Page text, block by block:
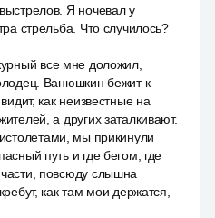
Я ночевал у
стрельба. Что случилось?
все мне доложил,
Ванюшкин бежит к
как неизвестные на
а других заталкивают.
мы прикинули
путь и где бегом, где
повсюду слышна
как там мои держатся,